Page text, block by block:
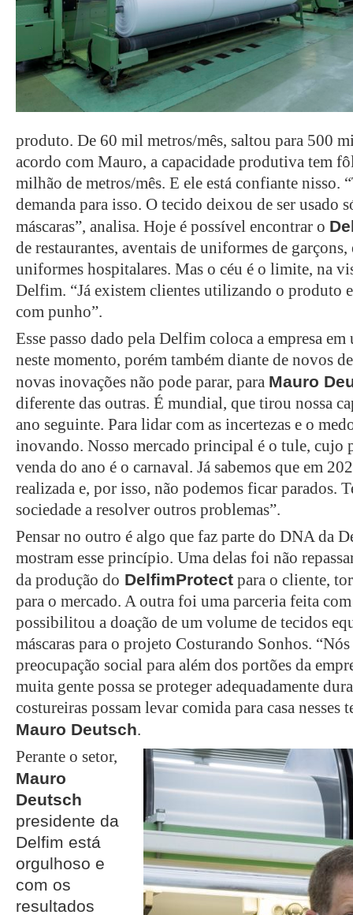
produto. De 60 mil metros/mês, saltou para 500
acordo com Mauro, a capacidade produtiva tem
milhão de metros/mês. E ele está confiante nisso.
demanda para isso. O tecido deixou de ser usado
máscaras”, analisa. Hoje é possível encontrar o
de restaurantes, aventais de uniformes de
uniformes hospitalares. Mas o céu é o limite, na
Delfim. “Já existem clientes utilizando o produto
com punho”.
Esse passo dado pela Delfim coloca a empresa em
neste momento, porém também diante de novos
novas inovações não pode parar, para Mauro
diferente das outras. É mundial, que tirou nossa
ano seguinte. Para lidar com as incertezas e o
inovando. Nosso mercado principal é o tule, cujo
venda do ano é o carnaval. Já sabemos que em
realizada e, por isso, não podemos ficar parados.
sociedade a resolver outros problemas”.
Pensar no outro é algo que faz parte do DNA da
mostram esse princípio. Uma delas foi não
da produção do DelfimProtect para o cliente,
para o mercado. A outra foi uma parceria feita
possibilitou a doação de um volume de tecidos
máscaras para o projeto Costurando Sonhos.
preocupação social para além dos portões da
muita gente possa se proteger adequadamente
costureiras possam levar comida para casa nesses
Mauro Deutsch.
Perante o setor,
Mauro
Deutsch
presidente da
Delfim está
orgulhoso e
com os
resultados